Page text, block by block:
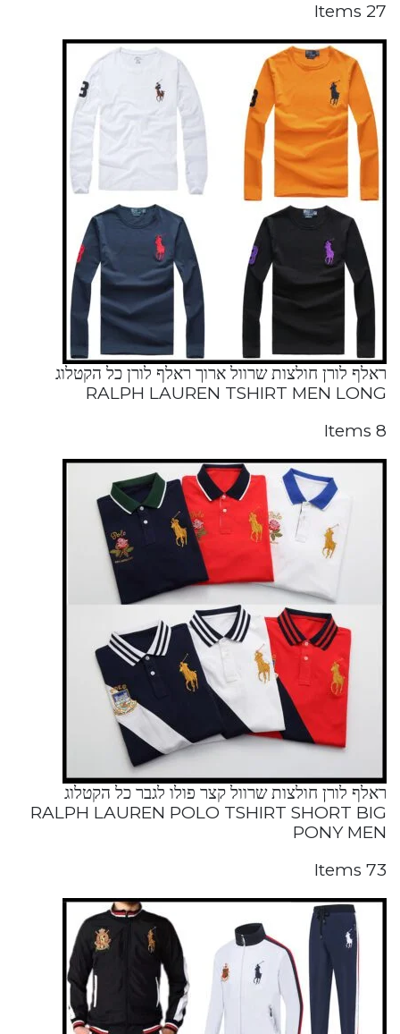
27 Items
ראלף לורן חולצות שרוול ארוך ראלף לורן כל הקטלוג
RALPH LAUREN TSHIRT MEN LONG
8 Items
ראלף לורן חולצות שרוול קצר פולו לגבר כל הקטלוג
RALPH LAUREN POLO TSHIRT SHORT BIG
PONY MEN
73 Items